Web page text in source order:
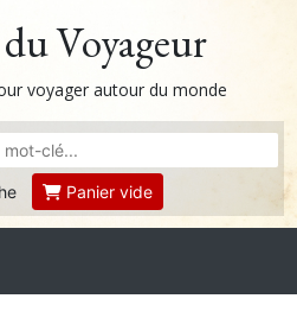
Voyageur
voyager autour du monde
Panier vide